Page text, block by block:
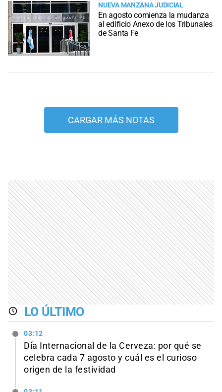
NUEVA MANZANA JUDICIAL
En agosto comienza la mudanza
al edificio Anexo de los Tribunales
de Santa Fe
CARGAR MÁS NOTAS
LO ÚLTIMO
03:12
Día Internacional de la Cerveza: por qué se
celebra cada 7 agosto y cuál es el curioso
origen de la festividad